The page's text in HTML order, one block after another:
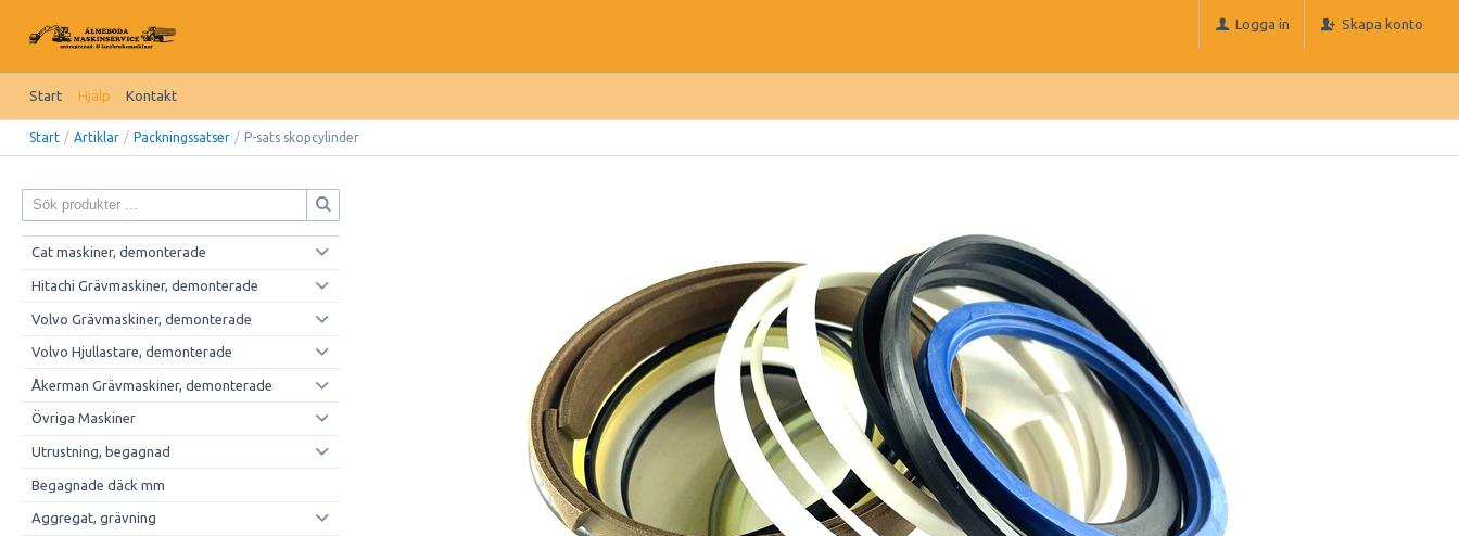
Logga in Skapa konto
Start Hjälp Kontakt
Start / Artiklar / Packningssatser / P-sats skopcylinder
Cat maskiner, demonterade
Hitachi Grävmaskiner, demonterade
Volvo Grävmaskiner, demonterade
Volvo Hjullastare, demonterade
Åkerman Grävmaskiner, demonterade
Övriga Maskiner
Utrustning, begagnad
Begagnade däck mm
Aggregat, grävning